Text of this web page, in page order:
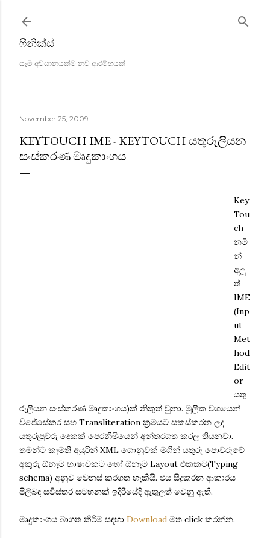
ෆීනික්ස්
සෑම අවසානයක්ම නව ආරම්භයක්
November 25, 2009
KEYTOUCH IME - KEYTOUCH යතුරුලියන
සංස්කරණ මෘදුකාංගය
Key
Tou
ch
නමි
න්
අලු
ත්
IME
(Inp
ut
Met
hod
Edit
or -
යතු
රුලියන සංස්කරණ මෘදුකාංගය)ක් නිකුත් වුනා. මූලික වශයෙන්
විජේසේකර සහ Transliteration ක්‍රමයට සකස්කරන ලද
යතුරුපුවරු දෙකක් පෙරනිමියෙන් අන්තරගත කරල තියනවා.
‍තමන්ට කැමති අයුරින් XML ගොනුවක් මගින් යතුරු පොවරුවේ
අකුරු ඕනෑම භාෂාවකට හෝ ඕනෑම Layout එකකට(Typing
schema) අනුව වෙනස් කරගත හැකියි. එය සිදුකරන ආකාරය
පිලිබඳ සවිස්තර සටහනක් ඉදිරියේදී ඇතුලත් වෙනු ඇති.
මෘදුකාංගය බාගත කිරිම සඳහා Download මත click කරන්න.